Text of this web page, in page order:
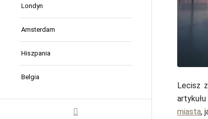
Londyn
Amsterdam
Hiszpania
Belgia
Lecisz
miasta,